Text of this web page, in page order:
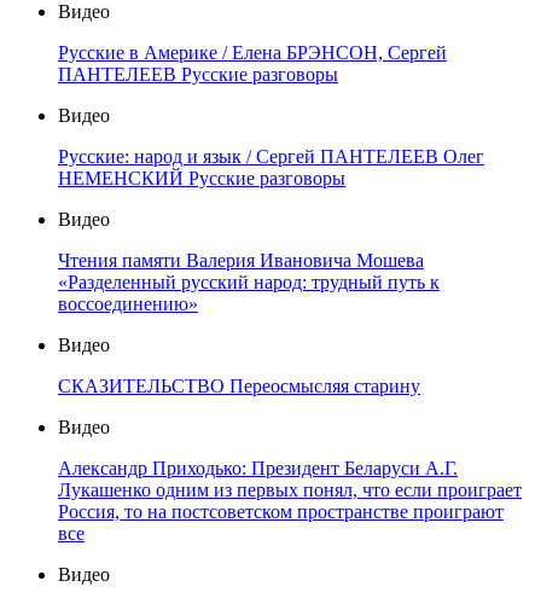
Видео
Русские в Америке / Елена БРЭНСОН, Сергей
ПАНТЕЛЕЕВ Русские разговоры
Видео
Русские: народ и язык / Сергей ПАНТЕЛЕЕВ Олег
НЕМЕНСКИЙ Русские разговоры
Видео
Чтения памяти Валерия Ивановича Мошева
«Разделенный русский народ: трудный путь к
воссоединению»
Видео
СКАЗИТЕЛЬСТВО Переосмысляя старину
Видео
Александр Приходько: Президент Беларуси А.Г.
Лукашенко одним из первых понял, что если проиграет
Россия, то на постсоветском пространстве проиграют
все
Видео